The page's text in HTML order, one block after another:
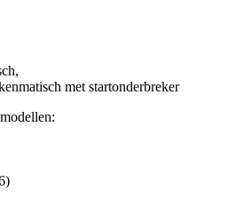
met startonderbreker